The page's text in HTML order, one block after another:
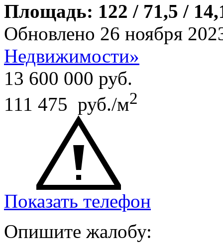
Площадь: 122 / 71,5 /
Обновлено 26 ноября
Недвижимости»
13 600 000 руб.
111 475 руб./м2
Показать телефон
Опишите жалобу: